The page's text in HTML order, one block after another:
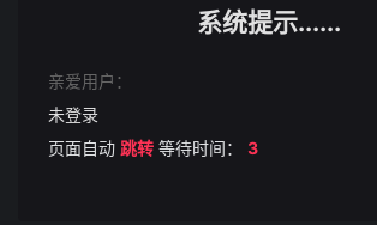
清空
系统提示......
亲爱用户：
未登录
页面自动 跳转 等待时间： 3